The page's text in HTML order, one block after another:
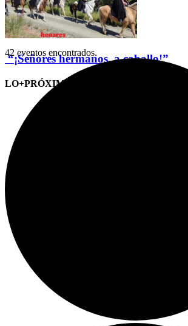
“¡Señores hermanos, a caballo!”
LO+PRÓXIMO (CITAS)
42 eventos encontrados.